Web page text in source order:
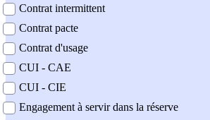
Contrat intermittent
Contrat pacte
Contrat d'usage
CUI - CAE
CUI - CIE
Engagement à servir dans la réserve